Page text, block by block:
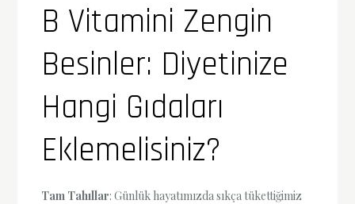
B Vitamini Zengin
Besinler: Diyetinize
Hangi Gıdaları
Eklemelisiniz?
Tam Tahıllar: Günlük hayatımızda sıkça tükettiğimiz